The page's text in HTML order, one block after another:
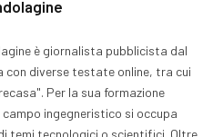
è giornalista pubblicista dal
con diverse testate online, tra cui
Per la sua formazione
ingegneristico si occupa